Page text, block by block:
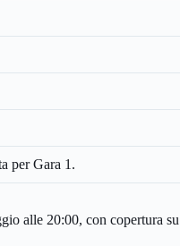
per Gara 1.
alle 20:00, con copertura